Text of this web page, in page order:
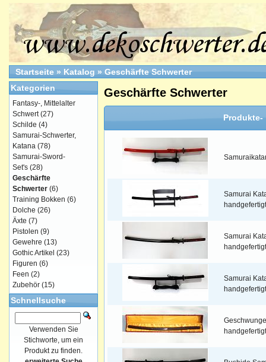
Startseite » Katalog » Geschärfte Schwerter
Geschärfte Schwerter
Produkte-
Samurai
Samurai
handgefertigt
Samurai
handgefertigt
handgefertigt
Kategorien
Fantasy-, Mittelalter
Schwert(27)
Schilde (4)
Samurai-Schwerter,
Katana (78)
Samurai-Sword-
Set's (28)
Geschärfte
Schwerter (6)
Training Bokken (6)
Dolche (26)
Äxte (7)
Pistolen (9)
Gewehre (13)
Gothic Artikel (23)
Figuren (6)
Feen (2)
Zubehör (15)
Schnellsuche
Verwenden Sie
Stichworte, um ein
Produkt zu finden.